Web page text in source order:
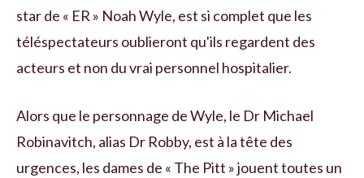
star de « ER » Noah Wyle, est si complet que les
téléspectateurs oublieront qu'ils regardent des
acteurs et non du vrai personnel hospitalier.
Alors que le personnage de Wyle, le Dr Michael
Robinavitch, alias Dr Robby, est à la tête des
urgences, les dames de « The Pitt » jouent toutes un